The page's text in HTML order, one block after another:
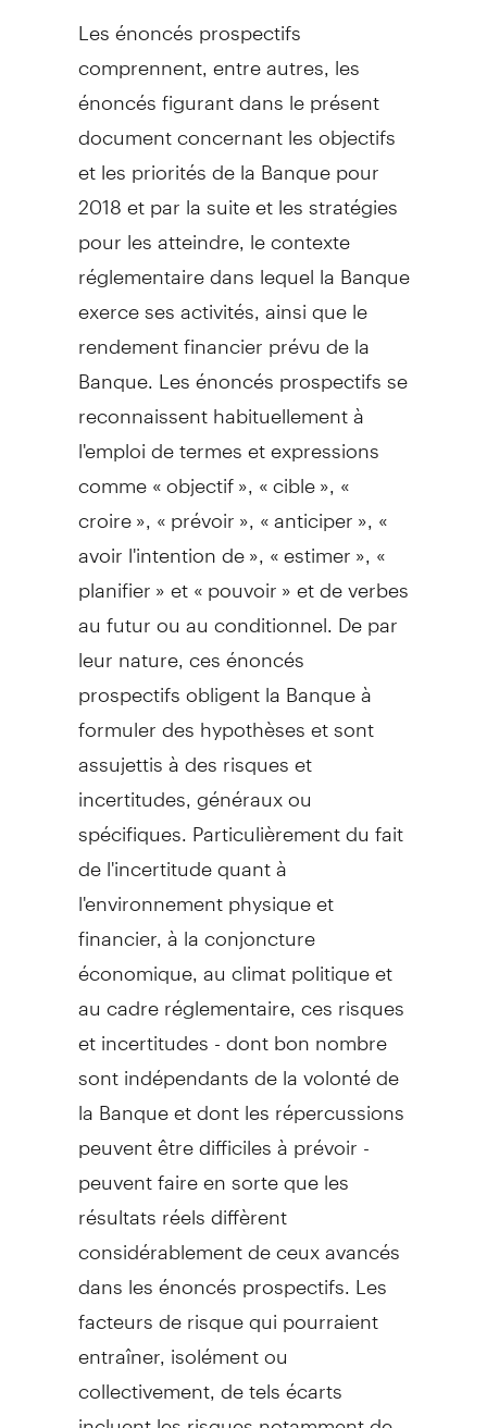
Les énoncés prospectifs
comprennent, entre autres, les
énoncés figurant dans le présent
document concernant les objectifs
et les priorités de la Banque pour
2018 etpar la suite et les stratégies
pour les atteindre, le contexte
réglementaire dans lequel la Banque
exerce ses activités, ainsi que le
rendement financier prévu de la
Banque. Les énoncés prospectifs se
reconnaissent habituellement à
l'emploi de termes et expressions
comme « objectif », « cible », «
croire », « prévoir », « anticiper », «
avoir l'intention de », « estimer », «
planifier » et « pouvoir » et de verbes
au futur ou au conditionnel. De par
leur nature, ces énoncés
prospectifs obligent la Banque à
formuler des hypothèses et sont
assujettis à des risques et
incertitudes, généraux ou
spécifiques. Particulièrement du fait
de l'incertitude quant à
l'environnement physique et
financier, à la conjoncture
économique, au climat politique et
au cadre réglementaire, ces risques
et incertitudes - dont bon nombre
sont indépendants de la volonté de
la Banque et dont les répercussions
peuvent être difficiles à prévoir -
peuvent faire en sorte que les
résultats réels diffèrent
considérablement de ceux avancés
dans les énoncés prospectifs. Les
facteurs de risque qui pourraient
entraîner, isolément ou
collectivement, de tels écarts
incluent les risques notamment de